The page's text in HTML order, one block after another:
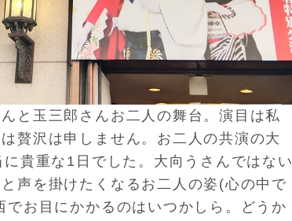
と玉三郎さんお二人の舞台。演目は私
贅沢は申しま せん。お二人の共演の大
に貴重な1日でした。大向うさんではない
声を掛けたくなるお二人の姿(心の中で
でお目にかかるのはいつかしら。
どうか